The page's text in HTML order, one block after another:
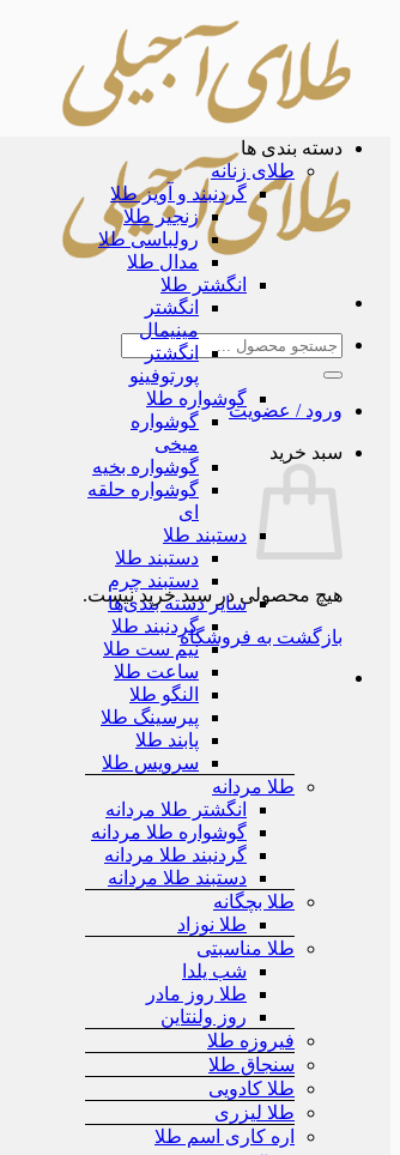
جستجو
ورود / عضویت
سبد خرید
هیچ محصولی در سبد خرید نیست.
بازگشت به فروشگاه
دسته بندی ها
طلای زنانه
گردنبند و آویز طلا
زنجیر طلا
رولباسی طلا
مدال طلا
انگشتر طلا
انگشتر
مینیمال
انگشتر
پورتوفینو
گوشواره طلا
گوشواره
میخی
گوشواره بخیه
گوشواره حلقه
ای
دستبند طلا
دستبند طلا
دستبند چرم
سایر دسته بندی‌ها
گردنبند طلا
نیم ست طلا
ساعت طلا
النگو طلا
پیرسینگ طلا
پابند طلا
سرویس طلا
طلا مردانه
انگشتر طلا مردانه
گوشواره طلا مردانه
گردنبند طلا مردانه
دستبند طلا مردانه
طلا بچگانه
طلا نوزاد
طلا مناسبتی
شب یلدا
طلا روز مادر
روز ولنتاین
فیروزه طلا
سنجاق طلا
طلا کادویی
طلا لیزری
اره کاری اسم طلا